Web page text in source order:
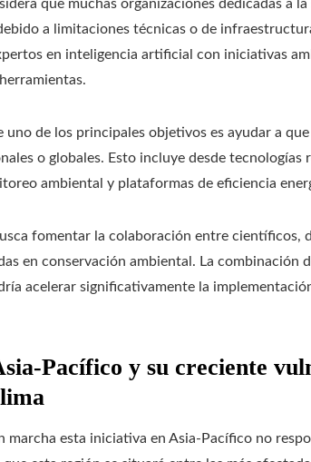
que muchas organizaciones dedicadas a
a limitaciones técnicas o de
en inteligencia artificial con iniciativas
uno de los principales objetivos es ayudar a
o globales. Esto incluye desde
ambiental y plataformas de eficiencia
fomentar la colaboración entre científicos,
en conservación ambiental. La combinación
acelerar significativamente la
Pacífico y su creciente
marcha esta iniciativa en Asia-Pacífico no